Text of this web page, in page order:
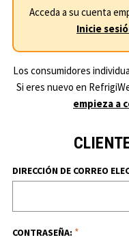
Acceda a su cuenta
Inicie
Los consumidores
Si eres nuevo en
empieza a
DIRECCIÓN DE CORREO
CONTRASEÑA: *